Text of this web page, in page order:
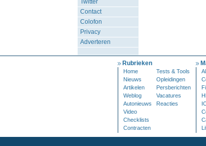
Twitter
Contact
Colofon
Privacy
Adverteren
Rubrieken
Home
Tests & Tools
Nieuws
Opleidingen
Artikelen
Persberichten
Weblog
Vacatures
Autonieuws
Reacties
Video
Checklists
Contracten